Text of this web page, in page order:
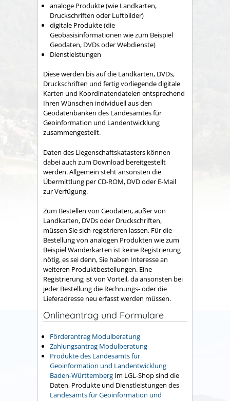
analoge Produkte (wie Landkarten,
Druckschriften oder Luftbilder)
digitale Produkte (die
Geobasisinformationen wie zum Beispiel
Geodaten, DVDs oder Webdienste)
Dienstleistungen
Diese werden bis auf die Landkarten, DVDs,
Druckschriften und fertig vorliegende digitale
Karten und Koordinatendateien entsprechend
Ihren Wünschen individuell aus den
Geodatenbanken des Landesamtes für
Geoinformation und Landentwicklung
zusammengestellt.
Daten des Liegenschaftskatasters können
dabei auch zum Download bereitgestellt
werden. Allgemein steht ansonsten die
Übermittlung per CD-ROM, DVD oder E-Mail
zur Verfügung.
Zum Bestellen von Geodaten, außer von
Landkarten, DVDs oder Druckschriften,
müssen Sie sich registrieren lassen. Für die
Bestellung von analogen Produkten wie zum
Beispiel Wanderkarten ist keine Registrierung
nötig, es sei denn, Sie haben Interesse an
weiteren Produktbestellungen. Eine
Registrierung ist von Vorteil, da ansonsten bei
jeder Bestellung die Rechnungs- oder die
Lieferadresse neu erfasst werden müssen.
Onlineantrag und Formulare
Förderantrag Modulberatung
Zahlungsantrag Modulberatung
Produkte des Landesamts für
Geoinformation und Landentwicklung
Baden-Württemberg Im LGL-Shop sind die
Daten, Produkte und Dienstleistungen des
Landesamts für Geoinformation und